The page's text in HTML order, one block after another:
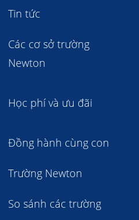
Tin tức
Các cơ sở trường
Newton
Học phí và ưu đãi
Đồng hành cùng con
Trường Newton
So sánh các trường